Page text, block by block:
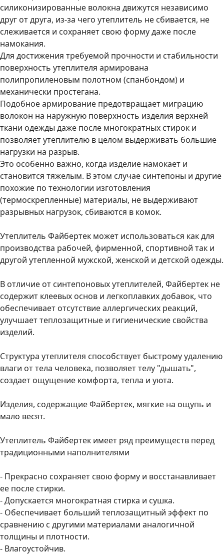
силиконизированные волокна движутся независимо
друг от друга, из-за чего утеплитель не сбивается, не
слеживается и сохраняет свою форму даже после
намокания.
Для достижения требуемой прочности и стабильности
поверхность утеплителя армирована
полипропиленовым полотном (спанбондом) и
механически простегана.
Подобное армирование предотвращает миграцию
волокон на наружную поверхность изделия верхней
ткани одежды даже после многократных стирок и
позволяет утеплителю в целом выдерживать большие
нагрузки на разрыв.
Это особенно важно, когда изделие намокает и
становится тяжелым. В этом случае синтепоны и другие
похожие по технологии изготовления
(термоскрепленные) материалы, не выдерживают
разрывных нагрузок, сбиваются в комок.
Утеплитель Файбертек может использоваться как для
производства рабочей, фирменной, спортивной так и
другой утепленной мужской, женской и детской одежды.
В отличие от синтепоновых утеплителей, Файбертек не
содержит клеевых основ и легкоплавких добавок, что
обеспечивает отсутствие аллергических реакций,
улучшает теплозащитные и гигиенические свойства
изделий.
Структура утеплителя способствует быстрому удалению
влаги от тела человека, позволяет телу "дышать",
создает ощущение комфорта, тепла и уюта.
Изделия, содержащие Файбертек, мягкие на ощупь и
мало весят.
Утеплитель Файбертек имеет ряд преимуществ перед
традиционными наполнителями
- Прекрасно сохраняет свою форму и восстанавливает
ее после стирки.
- Допускается многократная стирка и сушка.
- Обеспечивает больший теплозащитный эффект по
сравнению с другими материалами аналогичной
толщины и плотности.
- Влагоустойчив.